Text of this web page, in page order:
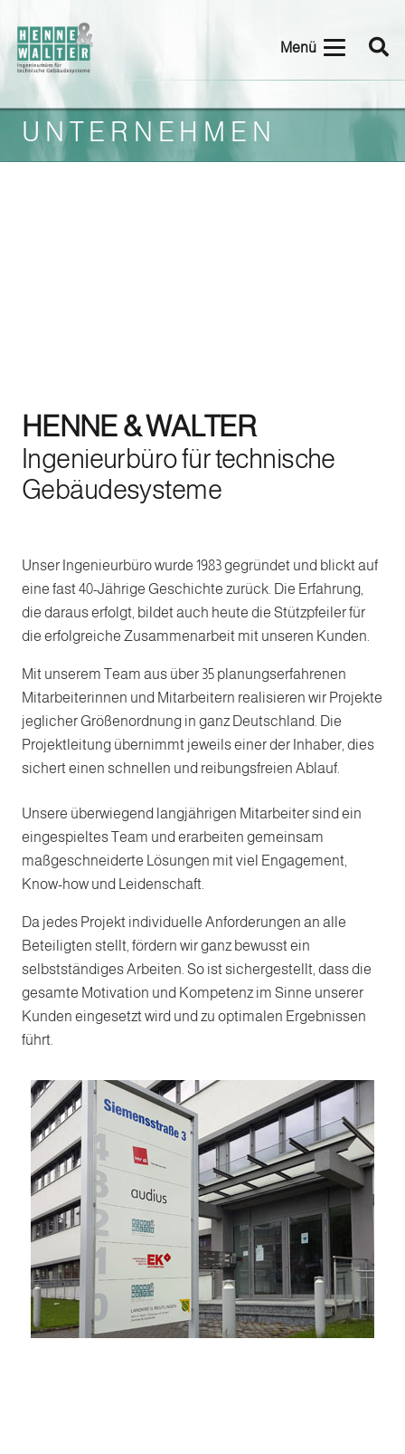
Menü
UNTERNEHMEN
HENNE & WALTER
Ingenieurbüro für technische
Gebäudesysteme
Unser Ingenieurbüro wurde 1983 gegründet und blickt auf
eine fast 40-Jährige Geschichte zurück. Die Erfahrung,
die daraus erfolgt, bildet auch heute die Stützpfeiler für
die erfolgreiche Zusammenarbeit mit unseren Kunden.
Mit unserem Team aus über 35 planungserfahrenen
Mitarbeiterinnen und Mitarbeitern realisieren wir Projekte
jeglicher Größenordnung in ganz Deutschland. Die
Projektleitung übernimmt jeweils einer der Inhaber, dies
sichert einen schnellen und reibungsfreien Ablauf.
Unsere überwiegend langjährigen Mitarbeiter sind ein
eingespieltes Team und erarbeiten gemeinsam
maßgeschneiderte Lösungen mit viel Engagement,
Know-how und Leidenschaft.
Da jedes Projekt individuelle Anforderungen an alle
Beteiligten stellt, fördern wir ganz bewusst ein
selbstständiges Arbeiten. So ist sichergestellt, dass die
gesamte Motivation und Kompetenz im Sinne unserer
Kunden eingesetzt wird und zu optimalen Ergebnissen
führt.